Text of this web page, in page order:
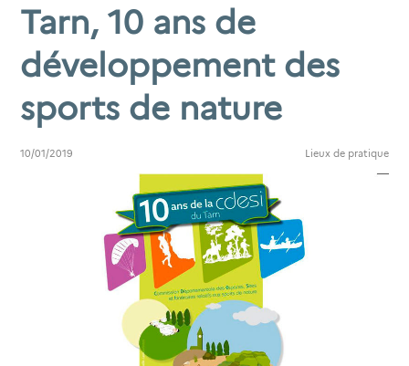
Tarn, 10 ans de
développement des
sports de nature
10/01/2019 Lieux de pratique